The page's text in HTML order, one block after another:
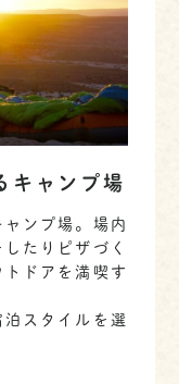
キャンプ場
ンプ場。場内
たりピザづく
ドアを満喫す
スタイルを選